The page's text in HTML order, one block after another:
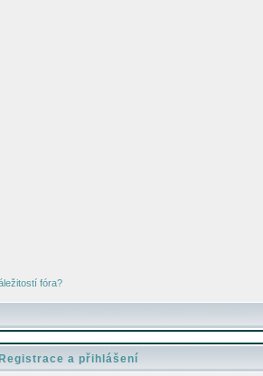
fóra?
Registrace a přihlášení